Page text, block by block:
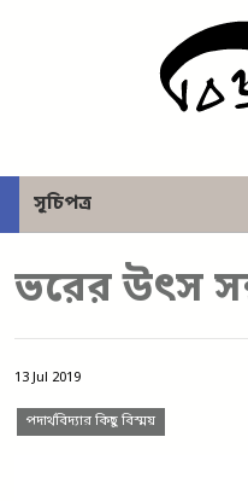
সূচিপত্র
ভরের উৎস
13 Jul 2019
পদার্থবিদ্যার কিছু বিস্ময়